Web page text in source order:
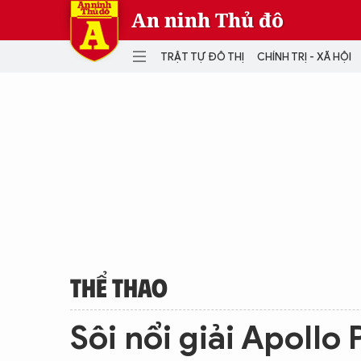
An ninh Thủ đô
TRẬT TỰ ĐÔ THỊ CHÍNH TRỊ - XÃ HỘI
THỂ THAO
Sôi nổi giải Apollo